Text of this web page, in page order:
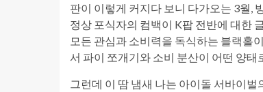
판이 이렇게 커지다 보니 다가오는 3월,
정상 포식자의 컴백이 K팝 전반에 대한
모든 관심과 소비력을 독식하는 블랙홀
서 파이 쪼개기와 소비 분산이 어떤 양
그런데 이 땀 냄새 나는 아이돌 서바이